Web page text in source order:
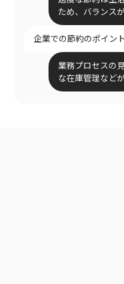
ため、バランス
企業での節約のポイン
業務プロセスの
な在庫管理など